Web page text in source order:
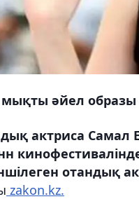
әйел образы
актриса Самал
отандық
zakon.kz.